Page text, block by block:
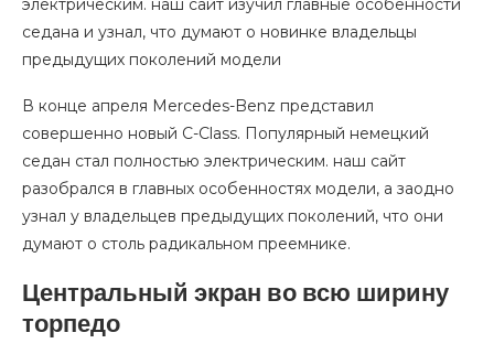
электрическим. наш сайт изучил главные особенности
седана и узнал, что думают о новинке владельцы
предыдущих поколений модели
В конце апреля Mercedes-Benz представил
совершенно новый C-Class. Популярный немецкий
седан стал полностью электрическим. наш сайт
разобрался в главных особенностях модели, а заодно
узнал у владельцев предыдущих поколений, что они
думают о столь радикальном преемнике.
Центральный экран во всю ширину
торпедо